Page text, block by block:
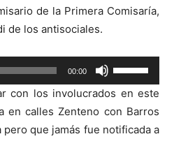
de la Primera Comisaría,
de los antisociales.
00:00
las
teclas
de
flecha
con los involucrados en este
en calles Zenteno con Barros
que jamás fue notificada a